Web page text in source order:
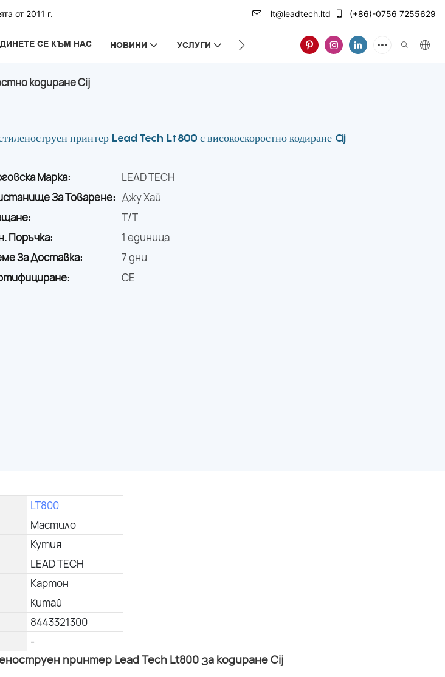
от 2011 г. lt@leadtech.ltd (+86)-0756 7255629
СЕ КЪМ НАС НОВИНИ УСЛУГИ ЗА НАС
кодиране Cij
принтер Lead Tech Lt800 с високоскоростно кодиране Cij
Марка:
LEAD TECH
За Товарене: Джу Хай
T/T
Поръчка:
1 единица
За Доставка:
7 дни
CE
LT800
Мастило
Кутия
LEAD TECH
Картон
Китай
8443321300
-
принтер Lead Tech Lt800 за кодиране Cij